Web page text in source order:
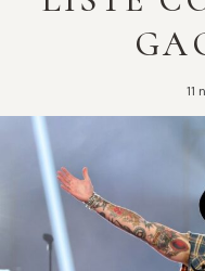
11